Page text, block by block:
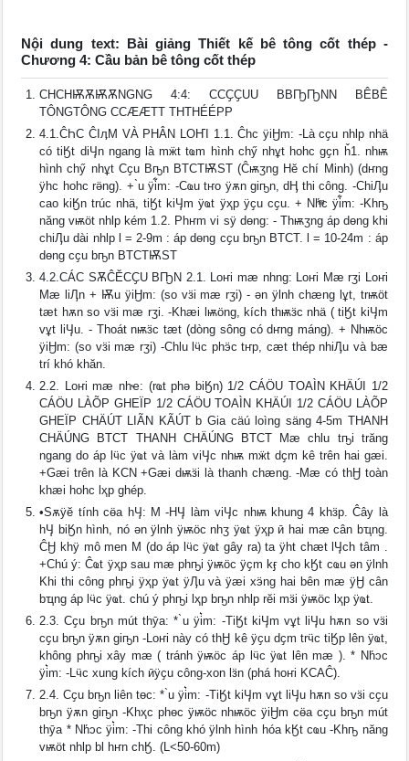
Nội dung text: Bài giảng Thiết kế bê tông cốt thép -
Chương 4: Cầu bản bê tông cốt thép
CHCHѬѪѬѪNGNG 4:4: CCҪҪUU BBҦҦNN BÊBÊ
TÔNGTÔNG CCӔӔTT THTHÉÉPP
4.1.ĈҺC ĈIӆM VÀ PHÂN LOҤI 1.1. Ĉһc ÿiӇm: -Là cҫu nhӏp nhӓ
có tiӃt diӋn ngang là mӝt tҩm hình chӳ nhұt hoһc gҫn ȟ1. nhѭ
hình chӳ nhұt Cҫu Bҧn BTCTѬST (Ĉѭӡng Hӗ chí Minh) (dҥng
ÿһc hoһc rӛng). + ̀u ÿi͋m: -Cҩu tҥo ÿѫn giҧn, dӉ thi công. -ChiӅu
cao kiӃn trúc nhӓ, tiӃt kiӋm ÿҩt ÿҳp ÿҫu cҫu. + Nh́ͫc ÿi͋m: -Khҧ
năng vѭӧt nhӏp kém 1.2. Phҥm vi sӱ dөng: - Thѭӡng áp dөng khi
chiӅu dài nhӏp l = 2-9m : áp dөng cҫu bҧn BTCT. l = 10-24m : áp
dөng cҫu bҧn BTCTѬST
4.2.CÁC SѪĈӖCҪU BҦN 2.1. Loҥi mӕ nһng: Loҥi Mӕ rӡi Loҥi
Mӕ liӅn + Ѭu ÿiӇm: (so vӟi mӕ rӡi) - әn ÿӏnh chӕng lұt, trѭӧt
tӕt hѫn so vӟi mӕ rӡi. -Khӕi lѭӧng, kích thѭӟc nhӓ ( tiӃt kiӋm
vұt liӋu. - Thoát nѭӟc tӕt (dòng sông có dҥng máng). + Nhѭӧc
ÿiӇm: (so vӟi mӕ rӡi) -Chӏu lӵc phӭc tҥp, cӕt thép nhiӅu và bӕ
trí khó khăn.
2.2. Loҥi mӕ nhҽ: (rҩt phә biӃn) 1/2 CÁÖU TOAÌN KHÄÚI 1/2
CÁÖU LÀÕP GHEÏP 1/2 CÁÖU TOAÌN KHÄÚI 1/2 CÁÖU LÀÕP
GHEÏP CHÄÚT LIÃN KÃÚT b Gia cäú loìng säng 4-5m THANH
CHÄÚNG BTCT THANH CHÄÚNG BTCT Mӕ chӏu tҧi trӑng
ngang do áp lӵc ÿҩt và làm viӋc nhѭ mӝt dҫm kê trên hai gӕi.
+Gӕi trên là KCN +Gӕi dѭӟi là thanh chӕng. -Mӕ có thӇ toàn
khӕi hoһc lҳp ghép.
•Sѫÿӗ tính cӫa hӋ: M -HӋ làm viӋc nhѭ khung 4 khӟp. Ĉây là
hӋ biӃn hình, nó әn ÿӏnh ÿѭӧc nhӡ ÿҩt ÿҳp ӣ hai mӕ cân bҵng.
ĈӇ khӱ mô men M (do áp lӵc ÿҩt gây ra) ta ÿһt chӕt lӋch tâm .
+Chú ý: Ĉҩt ÿҳp sau mӕ phҧi ÿѭӧc ÿҫm kӻ cho kӃt cҩu әn ÿӏnh
Khi thi công phҧi ÿҳp ÿҩt ÿӅu và ÿӕi xӭng hai bên mӕ ÿӇ cân
bҵng áp lӵc ÿҩt. chú ý phҧi lҳp bҧn nhӏp rӗi mӟi ÿѭӧc lҳp ÿҩt.
2.3. Cҫu bҧn mút thӯa: * ̀u ÿi͛m: -TiӃt kiӋm vұt liӋu hѫn so vӟi
cҫu bҧn ÿѫn giҧn -Loҥi này có thӇ kê ÿҫu dҫm trӵc tiӃp lên ÿҩt,
không phҧi xây mӕ ( tránh ÿѭӧc áp lӵc ÿҩt lên mӕ ). * Nh́ͻc
ÿi͛m: -Lӵc xung kích ӣÿҫu công-xon lӟn (phá hoҥi KCAĈ).
2.4. Cҫu bҧn liên tөc: * ̀u ÿi͛m: -TiӃt kiӋm vұt liӋu hѫn so vӟi cҫu
bҧn ÿѫn giҧn -Khҳc phөc ÿѭӧc nhѭӧc ÿiӇm cӫa cҫu bҧn mút
thӯa * Nh́ͻc ÿi͛m: -Thi công khó ÿӏnh hình hóa kӃt cҩu -Khҧ năng
vѭӧt nhӏp bӏ hҥn chӃ. (L<50-60m)